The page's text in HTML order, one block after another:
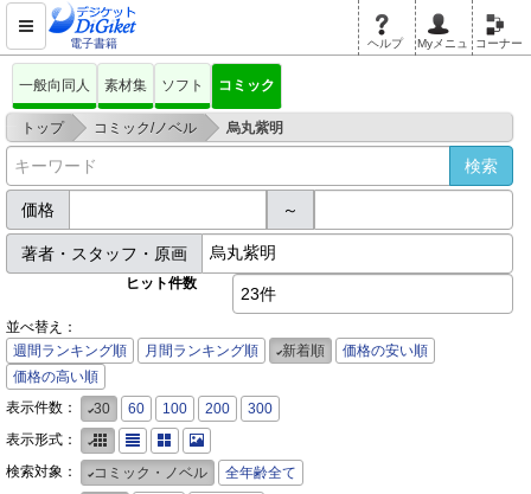
電子書籍 ヘルプ Myメニュ コーナー
一般向同人 素材集 ソフト コミック
トップ > コミック/ノベル > 烏丸紫明
価格 ～
著者・スタッフ・原画
ヒット件数
23件
並べ替え：
週間ランキング順
月間ランキング順 新着順
価格の安い順
価格の高い順
表示件数：
30 60 100 200
300
表示形式：
検索対象：
コミック・ノベル
全年齢全て